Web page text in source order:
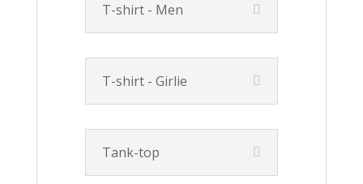
T-shirt - Men
T-shirt - Girlie
Tank-top